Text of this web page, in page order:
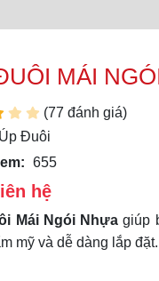
MÁI
(77 đánh giá)
Úp Đuôi
655
hệ
Mái Ngói Nhựa giúp
mỹ và dễ dàng lắp đặt.